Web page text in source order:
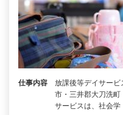
仕事内容
放課後等デイサー
市・三井郡大刀洗町
サービスは、社会学